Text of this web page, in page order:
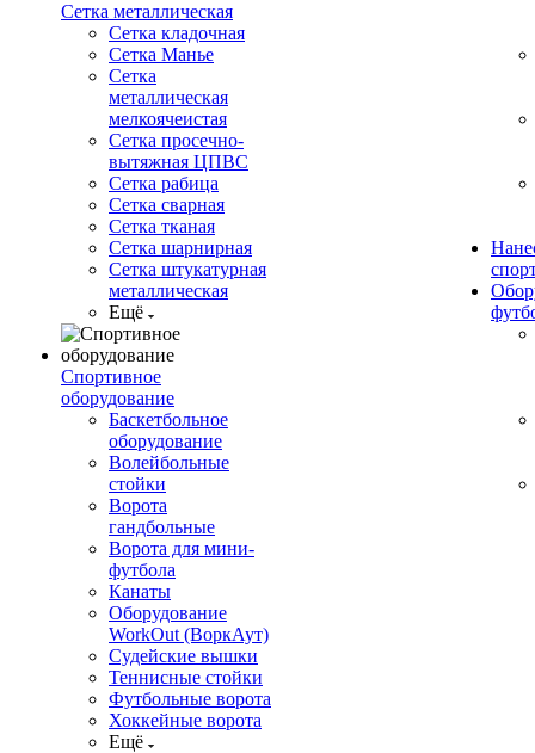
Сетка металлическая
Сетка кладочная
Сетка Манье
Сетка
металлическая
мелкоячеистая
Сетка просечно-
вытяжная ЦПВС
Сетка рабица
Сетка сварная
Сетка тканая
Сетка шарнирная
Сетка штукатурная
металлическая
Ещё
Спортивное
оборудование
Баскетбольное
оборудование
Волейбольные
стойки
Ворота
гандбольные
Ворота для мини-
футбола
Канаты
Оборудование
WorkOut (ВоркАут)
Судейские вышки
Теннисные стойки
Футбольные ворота
Хоккейные ворота
Ещё